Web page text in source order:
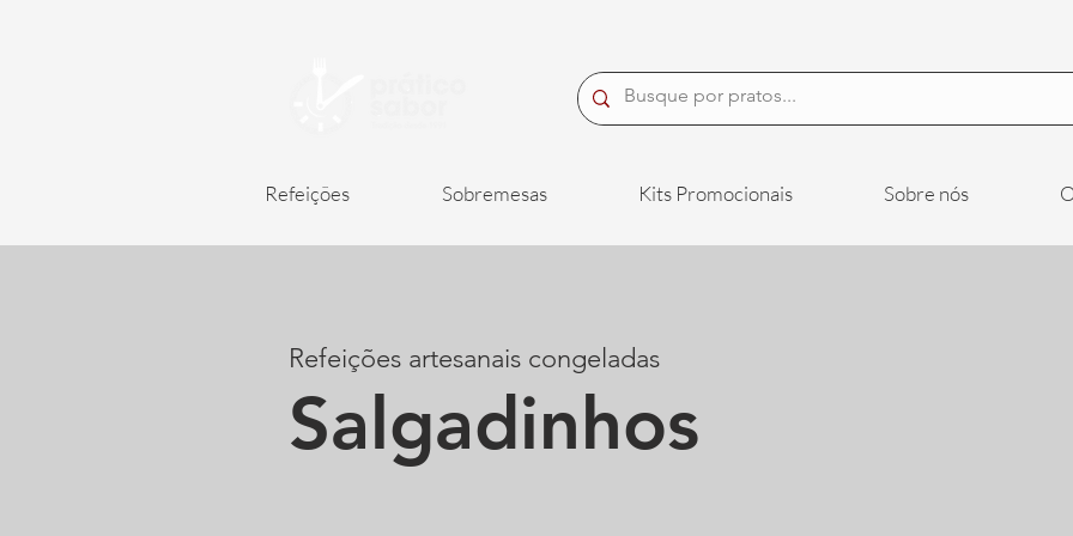
Refeições Sobremesas Kits Promocionais Sobre nós
Refeições artesanais congeladas
Salgadinhos